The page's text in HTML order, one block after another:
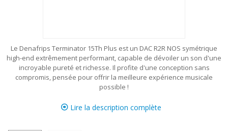
Le Denafrips Terminator 15Th Plus est un DAC R2R NOS symétrique
high-end extrêmement performant, capable de dévoiler un son d'une
incroyable pureté et richesse. Il profite d'une conception sans
compromis, pensée pour offrir la meilleure expérience musicale
possible !
Lire la description complète